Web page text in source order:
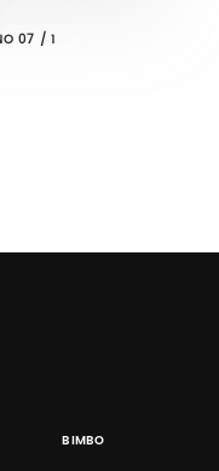
07 / 1
BIMBO